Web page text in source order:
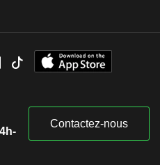
Contactez-nous